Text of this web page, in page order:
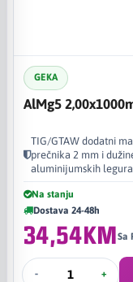
GEKA
AlMg5
TIG/GTAW dodatni
prečnika 2 mm i
aluminijumskih
Na stanju
Dostava 24-48h
34,54KMSa
- +